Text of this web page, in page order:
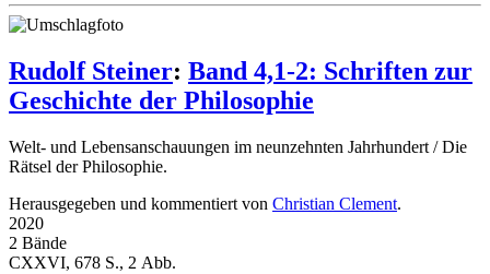
Rudolf Steiner: Band 4,1-2: Schriften zur
Geschichte der Philosophie
Welt- und Lebensanschauungen im neunzehnten Jahrhundert / Die
Rätsel der Philosophie.
Herausgegeben und kommentiert von Christian Clement.
2020
2 Bände
CXXVI, 678 S., 2 Abb.